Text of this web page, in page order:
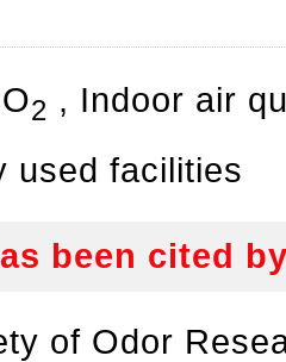
2 , Indoor air
used facilities
been cited
of Odor